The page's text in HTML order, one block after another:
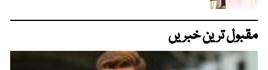
مقبول ترین خبریں